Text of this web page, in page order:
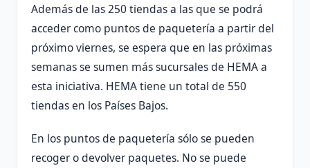
Además de las 250 tiendas a las que se podrá
acceder como puntos de paquetería a partir del
próximo viernes, se espera que en las próximas
semanas se sumen más sucursales de HEMA a
esta iniciativa. HEMA tiene un total de 550
tiendas en los Países Bajos.
En los puntos de paquetería sólo se pueden
recoger o devolver paquetes. No se puede